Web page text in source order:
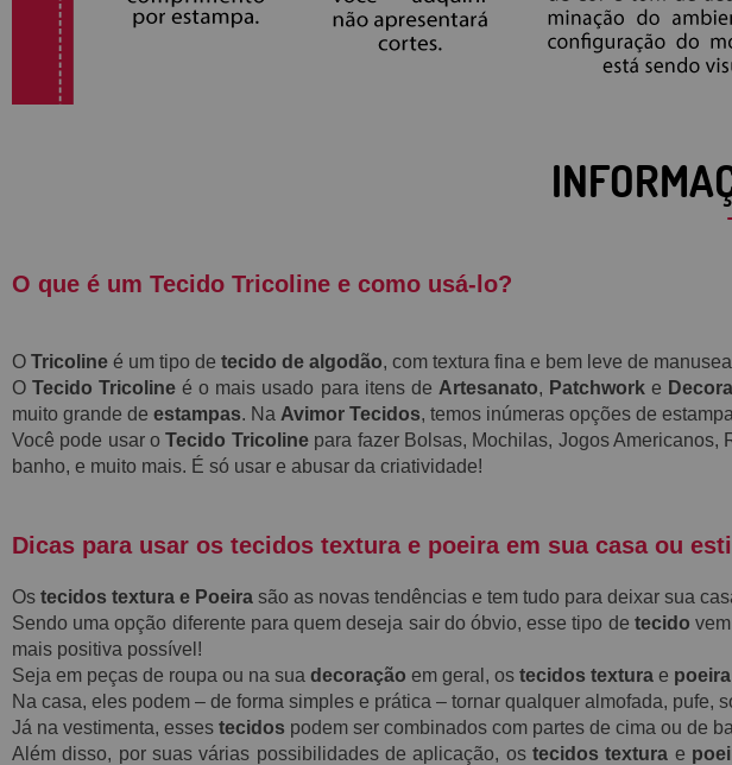
O que é um Tecido Tricoline e como usá-lo?
O Tricoline é um tipo de tecido de algodão, com textura fina e bem leve de
OTecido Tricoline é o mais usado para itens de Artesanato, Patchworke
muito grande de estampas. Na Avimor Tecidos, temos inúmeras opções de
Você pode usar oTecido Tricolinepara fazer Bolsas, Mochilas, Jogos Americanos,
banho, e muito mais. É só usar e abusar da criatividade!
Dicas para usar os tecidos textura e poeira em sua casa ou
Os tecidos textura e Poeira são as novas tendências e tem tudo para deixar sua
Sendo uma opção diferente para quem deseja sair do óbvio, esse tipo de tecido
mais positiva possível!
Seja em peças de roupa ou na sua decoração em geral, os tecidos textura e poeira
Na casa, eles podem – de forma simples e prática – tornar qualquer almofada, pufe,
Já na vestimenta, esses tecidos podem ser combinados com partes de cima ou de
Além disso, por suas várias possibilidades de aplicação, ostecidos textura e